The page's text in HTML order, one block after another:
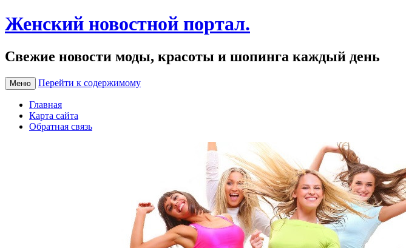
Женский новостной портал.
Свежие новости моды, красоты и шопинга каждый день
Меню Перейти к содержимому
Главная
Карта сайта
Обратная связь